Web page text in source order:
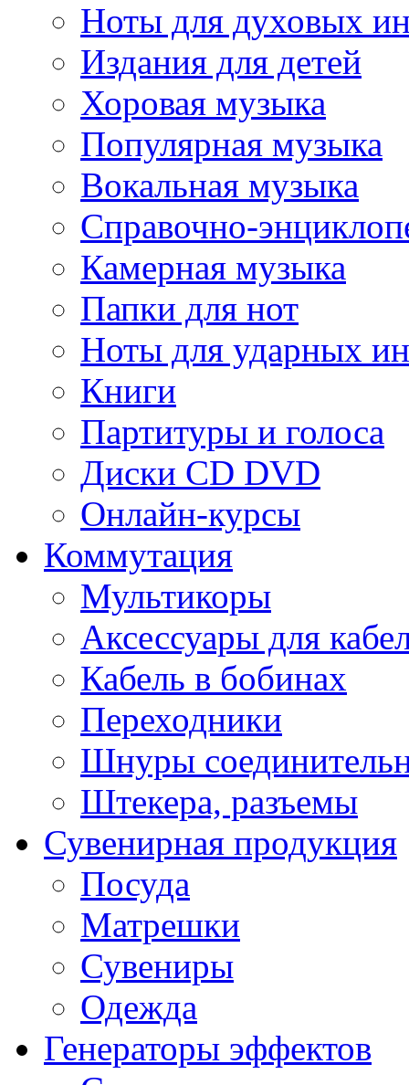
Ноты для духовых
Издания для детей
Хоровая музыка
Популярная музыка
Вокальная музыка
Справочно-
Камерная музыка
Папки для нот
Ноты для ударных
Книги
Партитуры и голоса
Диски CD DVD
Онлайн-курсы
Коммутация
Мультикоры
Аксессуары для
Кабель в бобинах
Переходники
Шнуры
Штекера, разъемы
Сувенирная продукция
Посуда
Матрешки
Сувениры
Одежда
Генераторы эффектов